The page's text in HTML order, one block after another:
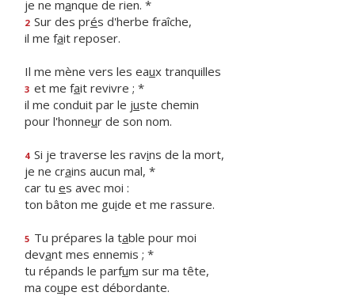
je ne manque de rien. *
2 Sur des prés d'herbe fraîche,
il me fait reposer.
Il me mène vers les eaux tranquilles
3 et me fait revivre ; *
il me conduit par le juste chemin
pour l'honneur de son nom.
4 Si je traverse les ravins de la mort,
je ne crains aucun mal, *
car tu es avec moi :
ton bâton me guide et me rassure.
5 Tu prépares la table pour moi
devant mes ennemis ; *
tu répands le parfum sur ma tête,
ma coupe est débordante.